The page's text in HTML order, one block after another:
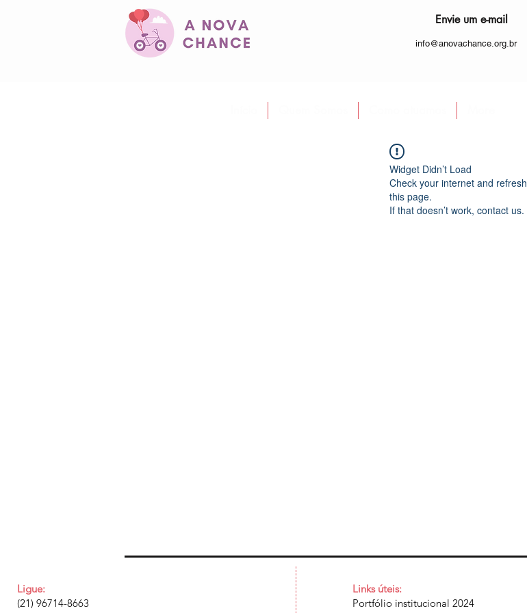
Envie um e-mail
info@anovachance.org.br
Widget Didn’t Load
Check your internet and refresh
this page.
If that doesn’t work, contact us.
Ligue:
(21) 96714-8663
Links úteis:
Portfólio institucional 2024